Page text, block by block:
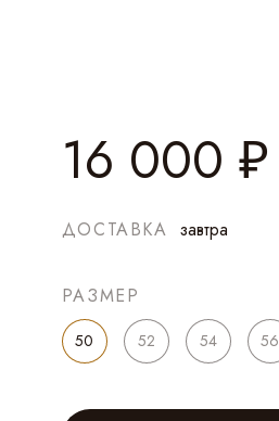
16 000 ₽
ДОСТАВКА завтра
РАЗМЕР
50 52 54 56